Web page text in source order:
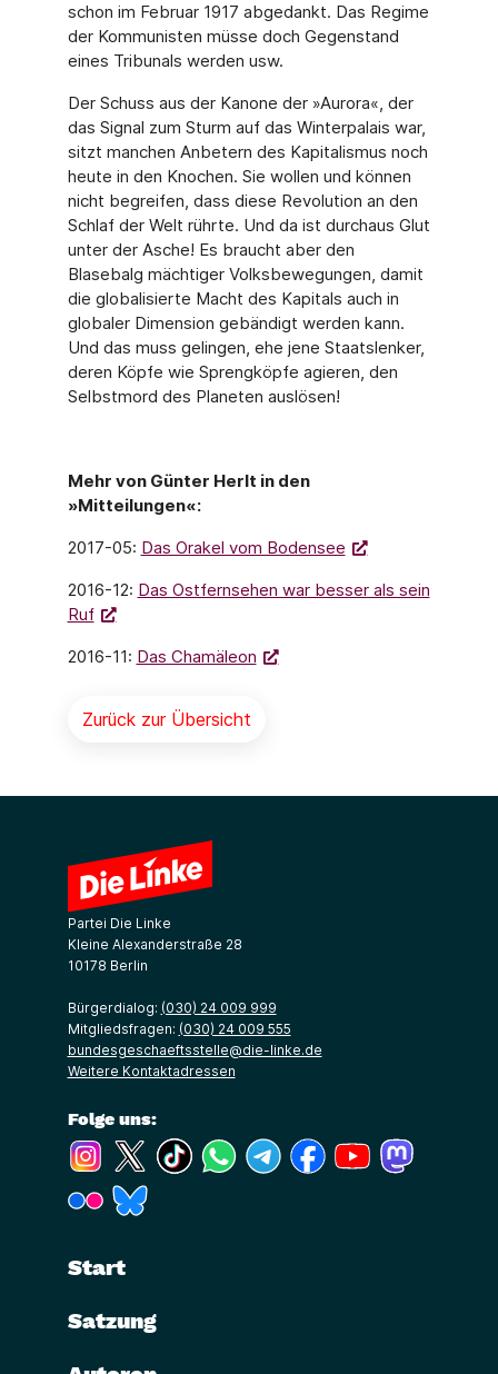
schon im Februar 1917 abgedankt. Das Regime
der Kommunisten müsse doch Gegenstand
eines Tribunals werden usw.
Der Schuss aus der Kanone der »Aurora«, der
das Signal zum Sturm auf das Winterpalais war,
sitzt manchen Anbetern des Kapitalismus noch
heute in den Knochen. Sie wollen und können
nicht begreifen, dass diese Revolution an den
Schlaf der Welt rührte. Und da ist durchaus Glut
unter der Asche! Es braucht aber den
Blasebalg mächtiger Volksbewegungen, damit
die globalisierte Macht des Kapitals auch in
globaler Dimension gebändigt werden kann.
Und das muss gelingen, ehe jene Staatslenker,
deren Köpfe wie Sprengköpfe agieren, den
Selbstmord des Planeten auslösen!
Mehr von Günter Herlt in den
»Mitteilungen«:
2017-05: Das Orakel vom Bodensee
2016-12: Das Ostfernsehen war besser als sein
Ruf
2016-11: Das Chamäleon
Zurück zur Übersicht
Partei Die Linke
Kleine Alexanderstraße 28
10178 Berlin
Bürgerdialog: (030) 24 009 999
Mitgliedsfragen: (030) 24 009 555
bundesgeschaeftsstelle@die-linke.de
Weitere Kontaktadressen
Folge uns:
(Link öffnet ein neues Fenster)
(Link öffnet ein neues Fenster)
(Link öffnet ein neues Fenster)
(Link öffnet ein neues Fenster)
(Link öffnet ein neues Fenster)
(Link öffnet ein neues
(Link öffnet ein
(Link öffnet ein neues Fenster)
Start
Satzung